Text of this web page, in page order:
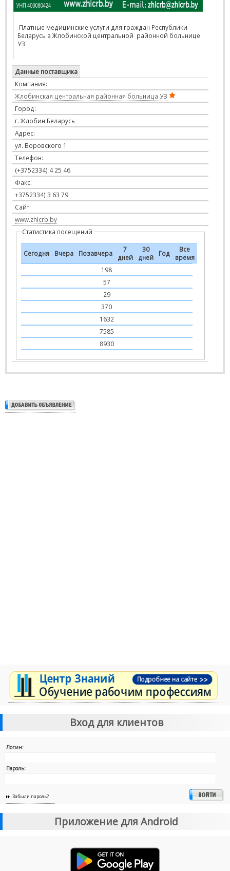
Платные медицинские услуги для граждан Республики
Беларусь в Жлобинской центральной районной больнице
УЗ
Данные поставщика
Компания:
Жлобинская центральная районная больница УЗ
Город:
г. Жлобин Беларусь
Адрес:
ул. Воровского 1
Телефон:
(+3752334) 4 25 46
Факс:
+3752334) 3 63 79
Сайт:
www.zhlcrb.by
Статистика посещений
Сегодня Вчера Позавчера
7
дней
30
дней
Год
Все
время
198
57
29
370
1632
7585
8930
Вход для клиентов
Логин:
Пароль:
Забыли пароль?
Приложение для Android